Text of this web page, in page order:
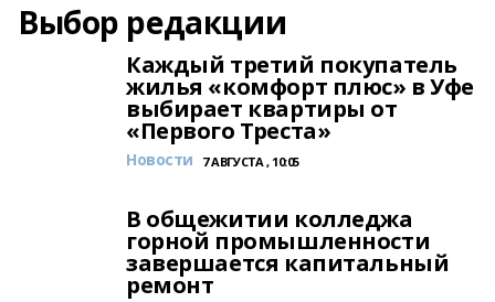
Выбор редакции
Каждый третий покупатель
жилья «комфорт плюс» в Уфе
выбирает квартиры от
«Первого Треста»
Новости 7 АВГУСТА , 10:05
В общежитии колледжа
горной промышленности
завершается капитальный
ремонт